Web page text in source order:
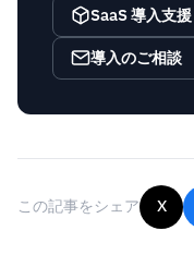
SaaS 導入支援
導入のご相談
この記事をシェア X